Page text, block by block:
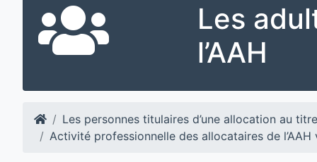
Les
l’AAH
Les personnes titulaires d’une allocation au
Activité professionnelle des allocataires de